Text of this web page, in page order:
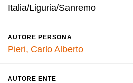
Italia/Liguria/Sanremo
AUTORE PERSONA
Pieri, Carlo Alberto
AUTORE ENTE